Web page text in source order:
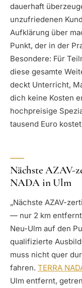
dauerhaft
unzufriedenen
Aufklärung über
Punkt, der in der
Besondere: Für
diese gesamte
deckt Unterricht,
dich keine Kosten
hochpreisige
tausend Euro
Nächste AZAV-
NADA in Ulm
„Nächste AZAV-
— nur 2 km
Neu-Ulm auf den
qualifizierte
muss nicht quer
fahren. TERRA
Ulm entfernt,